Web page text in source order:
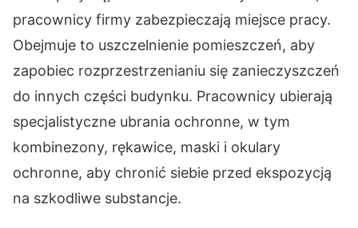
pracownicy firmy zabezpieczają miejsce pracy.
Obejmuje to uszczelnienie pomieszczeń, aby
zapobiec rozprzestrzenianiu się zanieczyszczeń
do innych części budynku. Pracownicy ubierają
specjalistyczne ubrania ochronne, w tym
kombinezony, rękawice, maski i okulary
ochronne, aby chronić siebie przed ekspozycją
na szkodliwe substancje.